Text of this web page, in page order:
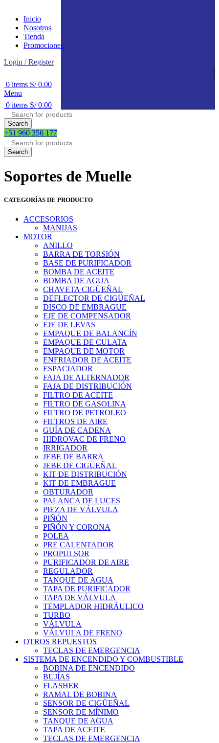
Inicio
Nosotros
Tienda
Promociones
Login / Register
0 items S/0.00
Menu
0 items S/0.00
Search
+51 960 356 177
Search
Soportes de Muelle
CATEGORÍAS DE PRODUCTO
ACCESORIOS
MANIJAS
MOTOR
ANILLO
BARRA DE TORSIÓN
BASE DE PURIFICADOR
BOMBA DE ACEITE
BOMBA DE AGUA
CHAVETA CIGÜEÑAL
DEFLECTOR DE CIGÜEÑAL
DISCO DE EMBRAGUE
EJE DE COMPENSADOR
EJE DE LEVAS
EMPAQUE DE BALANCÍN
EMPAQUE DE CULATA
EMPAQUE DE MOTOR
ENFRIADOR DE ACEITE
ESPACIADOR
FAJA DE ALTERNADOR
FAJA DE DISTRIBUCIÓN
FILTRO DE ACEITE
FILTRO DE GASOLINA
FILTRO DE PETROLEO
FILTROS DE AIRE
GUÍA DE CADENA
HIDROVAC DE FRENO
IRRIGADOR
JEBE DE BARRA
JEBE DE CIGÜEÑAL
KIT DE DISTRIBUCIÓN
KIT DE EMBRAGUE
OBTURADOR
PALANCA DE LUCES
PIEZA DE VÁLVULA
PIÑÓN
PIÑÓN Y CORONA
POLEA
PRE CALENTADOR
PROPULSOR
PURIFICADOR DE AIRE
REGULADOR
TANQUE DE AGUA
TAPA DE PURIFICADOR
TAPA DE VÁLVULA
TEMPLADOR HIDRÁULICO
TURBO
VÁLVULA
VÁLVULA DE FRENO
OTROS REPUESTOS
TECLAS DE EMERGENCIA
SISTEMA DE ENCENDIDO Y COMBUSTIBLE
BOBINA DE ENCENDIDO
BUJÍAS
FLASHER
RAMAL DE BOBINA
SENSOR DE CIGÜEÑAL
SENSOR DE MÍNIMO
TANQUE DE AGUA
TAPA DE ACEITE
TECLAS DE EMERGENCIA